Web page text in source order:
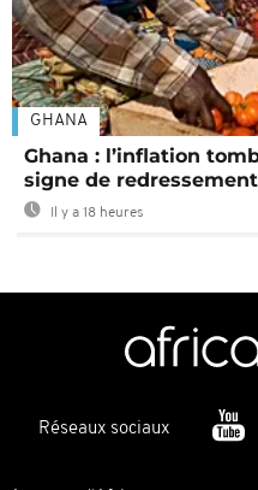
GHANA
Ghana : l’inflation
signe de
Il y a 18 heures
Réseaux sociaux